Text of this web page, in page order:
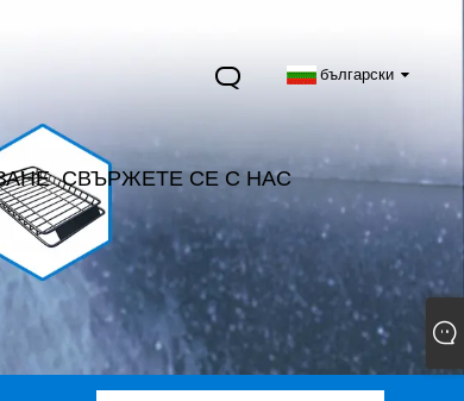
български
СВЪРЖЕТЕ СЕ С НАС